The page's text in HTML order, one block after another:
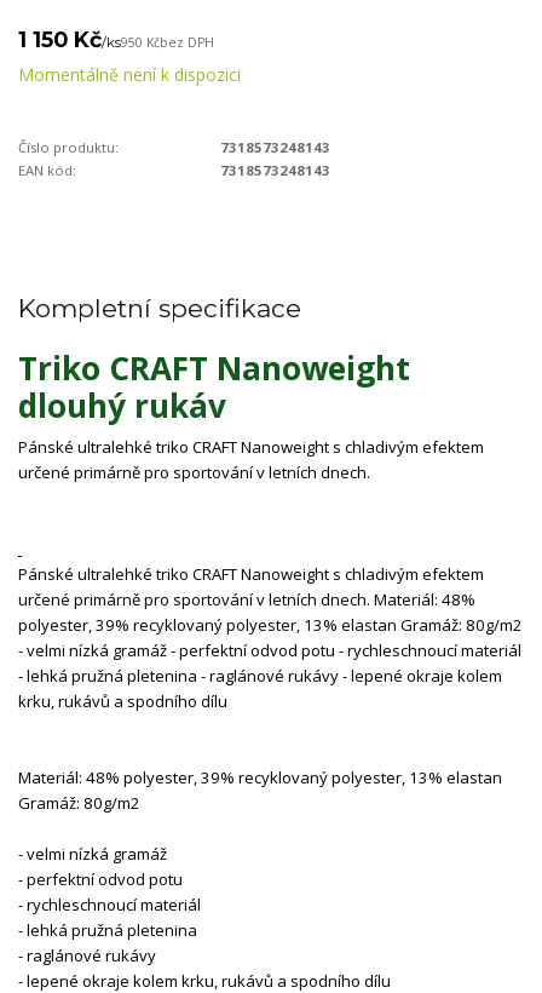
1 150 Kč/ks950 Kčbez DPH
Momentálně není k dispozici
Číslo produktu:
7318573248143
EAN kód:
7318573248143
Kompletní specifikace
Triko CRAFT Nanoweight
dlouhý rukáv
Pánské ultralehké triko CRAFT Nanoweight s chladivým efektem
určené primárně pro sportování v letních dnech.
Pánské ultralehké triko CRAFT Nanoweight s chladivým efektem
určené primárně pro sportování v letních dnech. Materiál: 48%
polyester, 39% recyklovaný polyester, 13% elastan Gramáž: 80g/m2
- velmi nízká gramáž - perfektní odvod potu - rychleschnoucí materiál
- lehká pružná pletenina - raglánové rukávy - lepené okraje kolem
krku, rukávů a spodního dílu
Materiál: 48% polyester, 39% recyklovaný polyester, 13% elastan
Gramáž: 80g/m2
- velmi nízká gramáž
- perfektní odvod potu
- rychleschnoucí materiál
- lehká pružná pletenina
- raglánové rukávy
- lepené okraje kolem krku, rukávů a spodního dílu